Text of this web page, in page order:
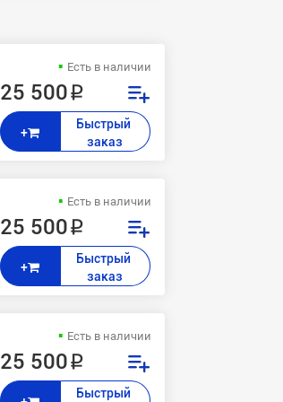
Есть в наличии
25 500 ₽
+
Быстрый
заказ
Есть в наличии
25 500 ₽
+
Быстрый
заказ
Есть в наличии
25 500 ₽
Быстрый